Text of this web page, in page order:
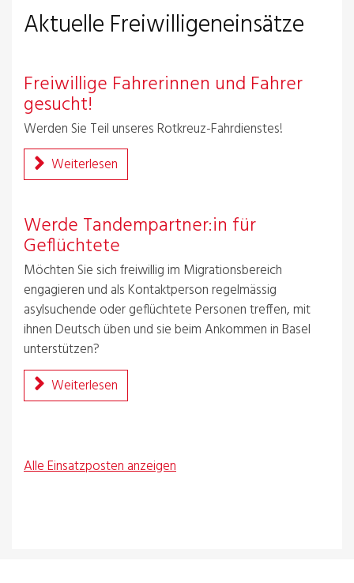
Aktuelle Freiwilligeneinsätze
Freiwillige Fahrerinnen und Fahrer
gesucht!
Werden Sie Teil unseres Rotkreuz-Fahrdienstes!
Weiterlesen
Werde Tandempartner:in für
Geflüchtete
Möchten Sie sich freiwillig im Migrationsbereich
engagieren und als Kontaktperson regelmässig
asylsuchende oder geflüchtete Personen treffen, mit
ihnen Deutsch üben und sie beim Ankommen in Basel
unterstützen?
Weiterlesen
Alle Einsatzposten anzeigen